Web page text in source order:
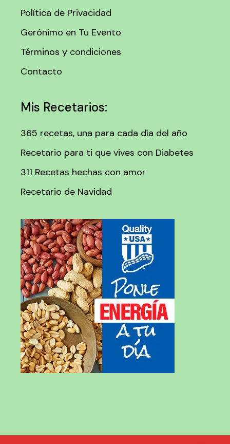
Política de Privacidad
Gerónimo en Tu Evento
Términos y condiciones
Contacto
Mis Recetarios:
365 recetas, una para cada día del año
Recetario para ti que vives con Diabetes
311 Recetas hechas con amor
Recetario de Navidad